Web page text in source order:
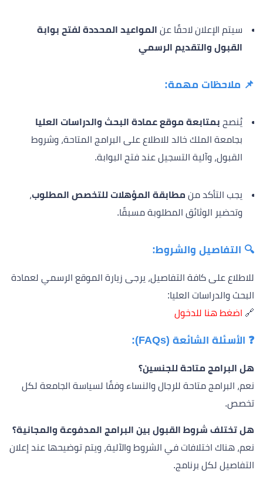
سيتم الإعلان لاحقًا عن المواعيد المحددة لفتح بوابة
القبول والتقديم الرسمي
📌 ملاحظات مهمة:
يُنصح بمتابعة موقع عمادة البحث والدراسات العليا
بجامعة الملك خالد للاطلاع على البرامج المتاحة، وشروط
القبول، وآلية التسجيل عند فتح البوابة.
يجب التأكد من مطابقة المؤهلات للتخصص المطلوب،
وتحضير الوثائق المطلوبة مسبقًا.
🔍 التفاصيل والشروط:
للاطلاع على كافة التفاصيل، يرجى زيارة الموقع الرسمي لعمادة
البحث والدراسات العليا:
🔗 اضغط هنا للدخول
❓ الأسئلة الشائعة (FAQs):
هل البرامج متاحة للجنسين؟
نعم، البرامج متاحة للرجال والنساء وفقًا لسياسة الجامعة لكل
تخصص.
هل تختلف شروط القبول بين البرامج المدفوعة والمجانية؟
نعم، هناك اختلافات في الشروط والآلية، ويتم توضيحها عند إعلان
التفاصيل لكل برنامج.